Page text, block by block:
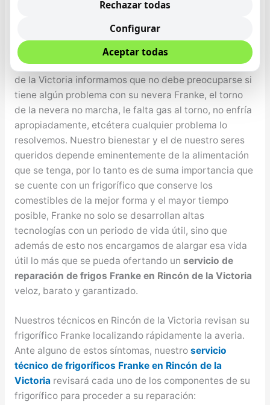
No se abre la puerta.
Servicio de Asistencia Técnica de Frigoríficos Franke
en Rincón de la Victoria
Desde el Servicio Técnico de Frigos Franke en Rincón
de la Victoria informamos que no debe preocuparse si
tiene algún problema con su nevera Franke, el torno
de la nevera no marcha, le falta gas al torno, no enfría
apropiadamente, etcétera cualquier problema lo
resolvemos. Nuestro bienestar y el de nuestro seres
queridos depende eminentemente de la alimentación
que se tenga, por lo tanto es de suma importancia que
se cuente con un frigorífico que conserve los
comestibles de la mejor forma y el mayor tiempo
posible, Franke no solo se desarrollan altas
tecnologías con un periodo de vida útil, sino que
además de esto nos encargamos de alargar esa vida
útil lo más que se pueda ofertando un servicio de
reparación de frigos Franke en Rincón de la Victoria
veloz, barato y garantizado.
Nuestros técnicos en Rincón de la Victoria revisan su
frigorífico Franke localizando rápidamente la averia.
Ante alguno de estos síntomas, nuestro servicio
técnico de frigoríficos Franke en Rincón de la
Victoriarevisará cada uno de los componentes de su
frigorífico para proceder a su reparación:
Rechazar todas
Configurar
Aceptar todas